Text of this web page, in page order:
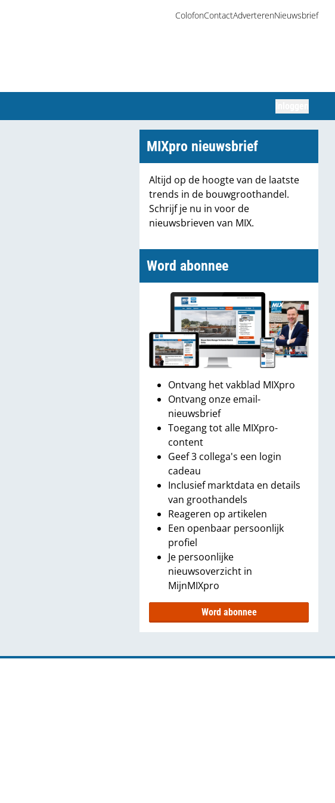
ColofonContactAdverterenNieuwsbrief
MIXpro nieuwsbrief
Altijd op de hoogte van de laatste
trends in de bouwgroothandel.
Schrijf je nu in voor de
nieuwsbrieven van MIX.
Word abonnee
Ontvang het vakblad MIXpro
Ontvang onze email-
nieuwsbrief
Toegang tot alle MIXpro-
content
Geef 3 collega's een login
cadeau
Inclusief marktdata en details
van groothandels
Reageren op artikelen
Een openbaar persoonlijk
profiel
Je persoonlijke
nieuwsoverzicht in
MijnMIXpro
Word abonnee